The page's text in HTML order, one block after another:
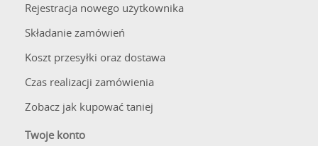
Rejestracja nowego użytkownika
Składanie zamówień
Koszt przesyłki oraz dostawa
Czas realizacji zamówienia
Zobacz jak kupować taniej
Twoje konto